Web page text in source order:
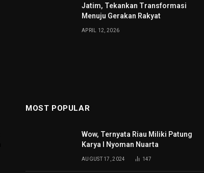
Jatim, Tekankan Transformasi
Menuju Gerakan Rakyat
APRIL 12, 2026
MOST POPULAR
Wow, Ternyata Riau Miliki Patung
Karya I Nyoman Nuarta
AUGUST 17, 2024 147